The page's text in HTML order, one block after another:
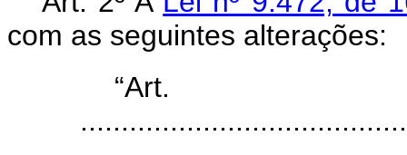
com as seguintes alterações: